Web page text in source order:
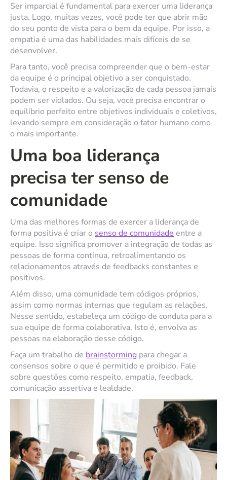
Ser imparcial é fundamental para exercer uma liderança
justa. Logo, muitas vezes, você pode ter que abrir mão
do seu ponto de vista para o bem da equipe. Por isso, a
empatia é uma das habilidades mais difíceis de se
desenvolver.
Para tanto, você precisa compreender que o bem-estar
da equipe é o principal objetivo a ser conquistado.
Todavia, o respeito e a valorização de cada pessoa jamais
podem ser violados. Ou seja, você precisa encontrar o
equilíbrio perfeito entre objetivos individuais e coletivos,
levando sempre em consideração o fator humano como
o mais importante.
Uma boa liderança
precisa ter senso de
comunidade
Uma das melhores formas de exercer a liderança de
forma positiva é criar o senso de comunidade entre a
equipe. Isso significa promover a integração de todas as
pessoas de forma contínua, retroalimentando os
relacionamentos através de feedbacks constantes e
positivos.
Além disso, uma comunidade tem códigos próprios,
assim como normas internas que regulam as relações.
Nesse sentido, estabeleça um código de conduta para a
sua equipe de forma colaborativa. Isto é, envolva as
pessoas na elaboração desse código.
Faça um trabalho de brainstorming para chegar a
consensos sobre o que é permitido e proibido. Fale
sobre questões como respeito, empatia, feedback,
comunicação assertiva e lealdade.